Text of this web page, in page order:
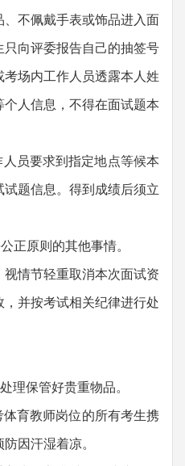
不佩戴手表或饰品进入面
向评委报告自己的抽签号
场内工作人员透露本人姓
人信息，不得在面试题本
员要求到指定地点等候本
题信息。得到成绩后须立
原则的其他事情。
情节轻重取消本次面试资
并按考试相关纪律进行处
保管好贵重物品。
育教师岗位的所有考生携
因汗湿着凉。